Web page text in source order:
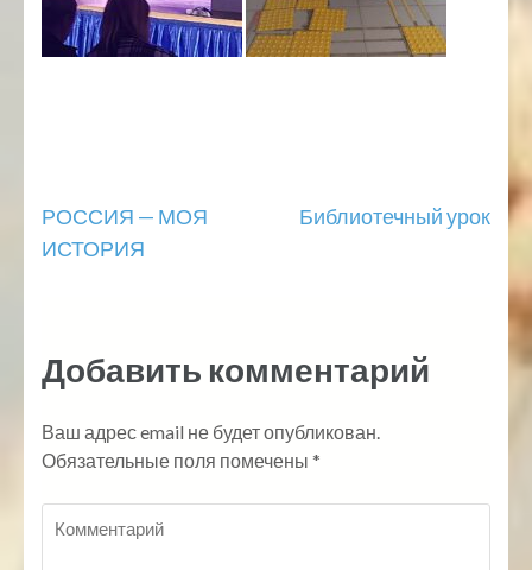
Навигация
по
РОССИЯ — МОЯ
ИСТОРИЯ
Библиотечный урок
Добавить комментарий
Ваш адрес email не будет опубликован.
Обязательные поля помечены *